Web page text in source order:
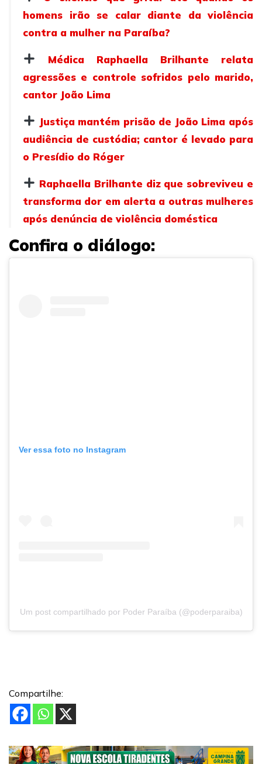
homens irão se calar diante da violência
contra a mulher na Paraíba?
Médica Raphaella Brilhante relata
agressões e controle sofridos pelo marido,
cantor João Lima
Justiça mantém prisão de João Lima após
audiência de custódia; cantor é levado para
o Presídio do Róger
Raphaella Brilhante diz que sobreviveu e
transforma dor em alerta a outras mulheres
após denúncia de violência doméstica
Confira o diálogo:
Ver essa foto no Instagram
Um post compartilhado por Poder Paraíba (@poderparaiba)
Compartilhe: